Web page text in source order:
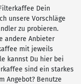
Dein
unsere Vorschläge
zu probieren.
andere Anbieter
mit jeweils
kannst Du hier bei
sind ein starkes
Angebot? Benutze